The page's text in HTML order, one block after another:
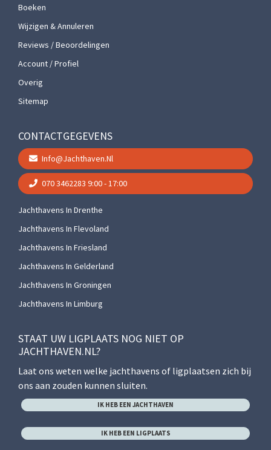
Boeken
Wijzigen & Annuleren
Reviews / Beoordelingen
Account / Profiel
Overig
Sitemap
CONTACTGEGEVENS
Info@jachthaven.nl
070 3462283 9:00 - 17:00
Jachthavens In Drenthe
Jachthavens In Flevoland
Jachthavens In Friesland
Jachthavens In Gelderland
Jachthavens In Groningen
Jachthavens In Limburg
STAAT UW LIGPLAATS NOG NIET OP
JACHTHAVEN.NL?
Laat ons weten welke jachthavens of ligplaatsen zich bij
ons aan zouden kunnen sluiten.
IK HEB EEN JACHTHAVEN
IK HEB EEN LIGPLAATS